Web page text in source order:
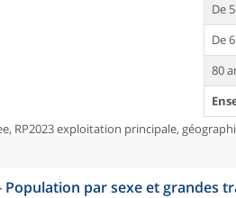
De
De
80
RP2023 exploitation principale,
Population par sexe et grandes